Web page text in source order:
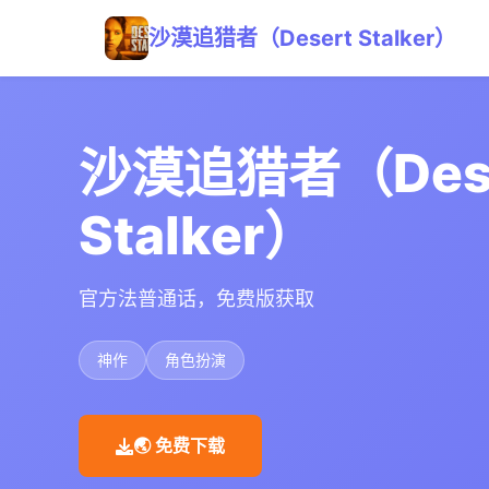
沙漠追猎者（Desert Stalker）
沙漠追猎者（
Stalker）
官方法普通话，免费版获取
神作 角色扮演
🌏 免费下载